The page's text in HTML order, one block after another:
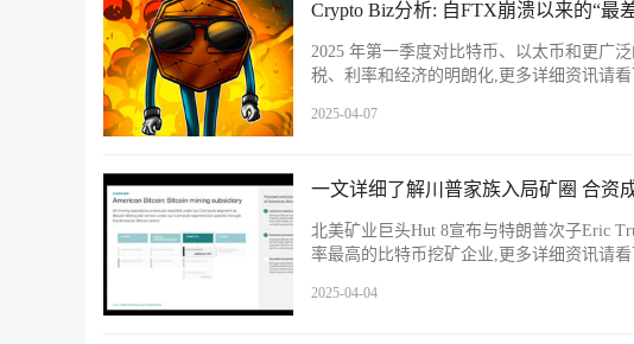
Crypto Biz分析: 自FTX崩溃以来的“最
2025 年第一季度对比特币、以太币和更广
税、利率和经济的明朗化,更多详细资讯请
2025-04-07
一文详细了解川普家族入局矿圈 合资
北美矿业巨头Hut 8宣布与特朗普次子Eric
率最高的比特币挖矿企业,更多详细资讯请
2025-04-04